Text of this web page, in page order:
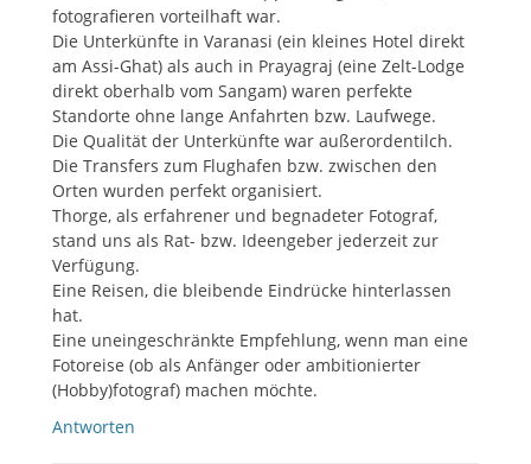
fotografieren vorteilhaft war.
Die Unterkünfte in Varanasi (ein kleines Hotel direkt
am Assi-Ghat) als auch in Prayagraj (eine Zelt-Lodge
direkt oberhalb vom Sangam) waren perfekte
Standorte ohne lange Anfahrten bzw. Laufwege.
Die Qualität der Unterkünfte war außerordentilch.
Die Transfers zum Flughafen bzw. zwischen den
Orten wurden perfekt organisiert.
Thorge, als erfahrener und begnadeter Fotograf,
stand uns als Rat- bzw. Ideengeber jederzeit zur
Verfügung.
Eine Reisen, die bleibende Eindrücke hinterlassen
hat.
Eine uneingeschränkte Empfehlung, wenn man eine
Fotoreise (ob als Anfänger oder ambitionierter
(Hobby)fotograf) machen möchte.
Antworten